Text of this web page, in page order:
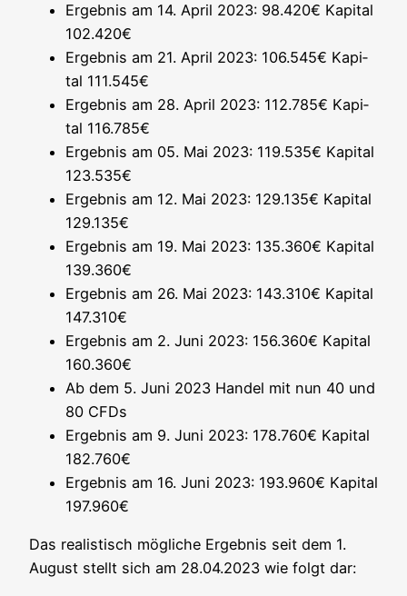
Ergeb­nis am 14. April 2023: 98.420€ Kapi­tal
102.420€
Ergeb­nis am 21. April 2023: 106.545€ Kapi­
tal 111.545€
Ergeb­nis am 28. April 2023: 112.785€ Kapi­
tal 116.785€
Ergeb­nis am 05. Mai 2023: 119.535€ Kapi­tal
123.535€
Ergeb­nis am 12. Mai 2023: 129.135€ Kapi­tal
129.135€
Ergeb­nis am 19. Mai 2023: 135.360€ Kapi­tal
139.360€
Ergeb­nis am 26. Mai 2023: 143.310€ Kapi­tal
147.310€
Ergeb­nis am 2. Juni 2023: 156.360€ Kapi­tal
160.360€
Ab dem 5. Juni 2023 Han­del mit nun 40 und
80 CFDs
Ergeb­nis am 9. Juni 2023: 178.760€ Kapi­tal
182.760€
Ergeb­nis am 16. Juni 2023: 193.960€ Kapi­tal
197.960€
Das rea­lis­tisch mög­li­che Ergeb­nis seit dem 1.
August stellt sich am 28.04.2023 wie folgt dar: